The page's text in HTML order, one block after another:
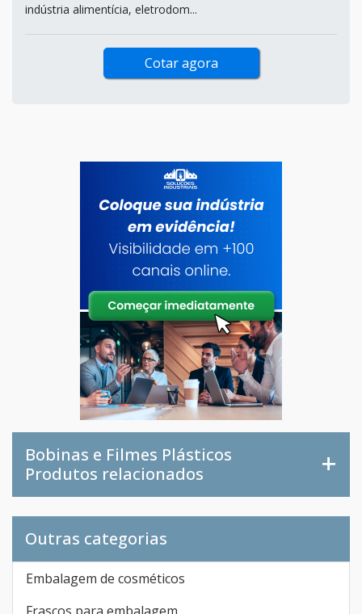
indústria alimentícia, eletrodom...
Cotar agora
Bobinas e Filmes Plásticos
Produtos relacionados
Outras categorias
Embalagem de cosméticos
Frascos para embalagem